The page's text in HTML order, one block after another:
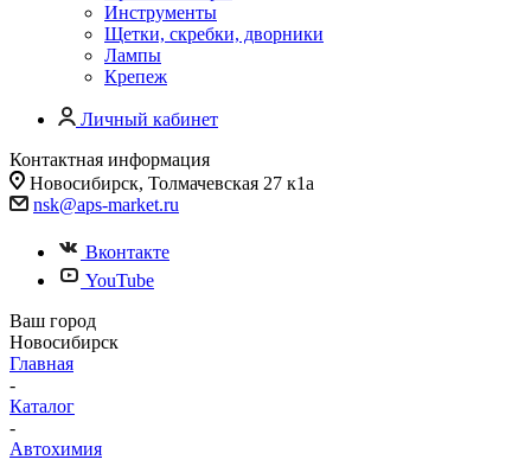
Инструменты
Щетки, скребки, дворники
Лампы
Крепеж
Личный кабинет
Контактная информация
Новосибирск, Толмачевская 27 к1а
nsk@aps-market.ru
Вконтакте
YouTube
Ваш город
Новосибирск
Главная
-
Каталог
-
Автохимия